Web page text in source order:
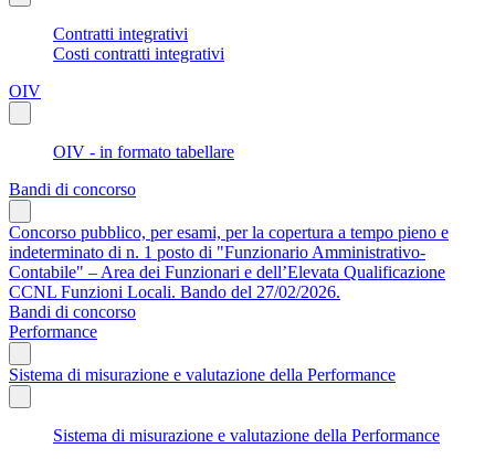
Contratti integrativi
Costi contratti integrativi
OIV
OIV - in formato tabellare
Bandi di concorso
Concorso pubblico, per esami, per la copertura a tempo pieno e
indeterminato di n. 1 posto di "Funzionario Amministrativo-
Contabile" – Area dei Funzionari e dell’Elevata Qualificazione
CCNL Funzioni Locali. Bando del 27/02/2026.
Bandi di concorso
Performance
Sistema di misurazione e valutazione della Performance
Sistema di misurazione e valutazione della Performance